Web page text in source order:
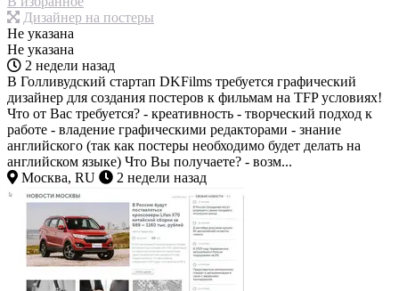
Дизайнер на постеры
Не указана
Не указана
2 недели назад
В Голливудский стартап DKFilms требуется графический
дизайнер для создания постеров к фильмам на TFP условиях!
Что от Вас требуется? - креативность - творческий подход к
работе - владение графическими редакторами - знание
английского (так как постеры необходимо будет делать на
английском языке) Что Вы получаете? - возм...
Москва, RU
2 недели назад